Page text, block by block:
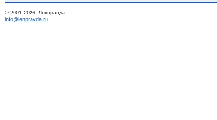
© 2001-2026, Ленправда
info@lenpravda.ru